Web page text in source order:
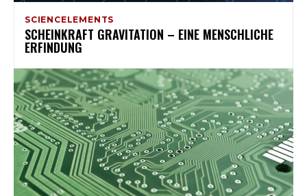
SCIENCELEMENTS
SCHEINKRAFT GRAVITATION – EINE MENSCHLICHE
ERFINDUNG